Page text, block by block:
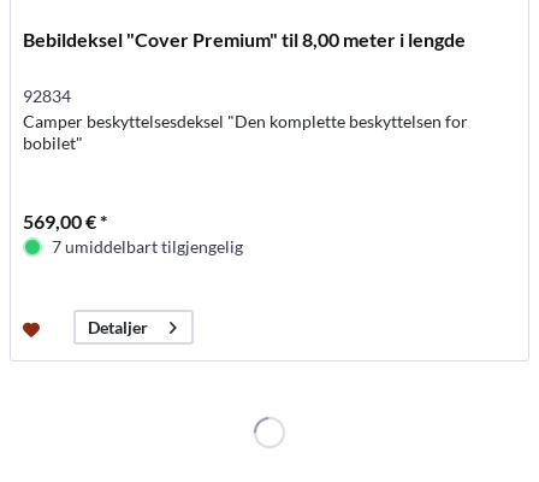
Bebildeksel "Cover Premium" til 8,00 meter i lengde
92834
Camper beskyttelsesdeksel "Den komplette beskyttelsen for
bobilet"
569,00 € *
7 umiddelbart tilgjengelig
Detaljer